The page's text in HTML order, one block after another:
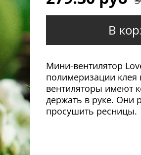
В
Мини-вентилятор
полимеризации
вентиляторы имеют
держать в руке. Они
просушить ресницы.